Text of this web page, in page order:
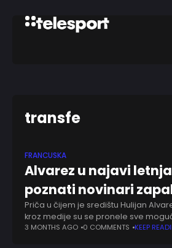
transfe
FRANCUSKA
Alvarez u najavi
poznati novinari
Priča u čijem je središtu Hulijan
kroz medije su se pronele sve
sedmica. Iako je u jednom trenutku
3 MONTHS AGO 0 COMMENTS KEEP